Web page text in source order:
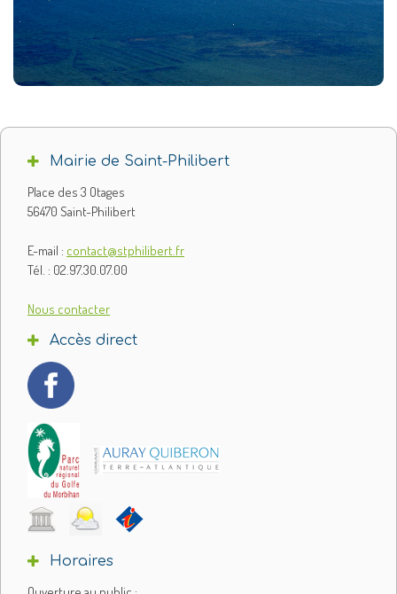
Mairie de Saint-Philibert
Place des 3 Otages
56470 Saint-Philibert
E-mail : contact@stphilibert.fr
Tél. : 02.97.30.07.00
Nous contacter
Accès direct
Horaires